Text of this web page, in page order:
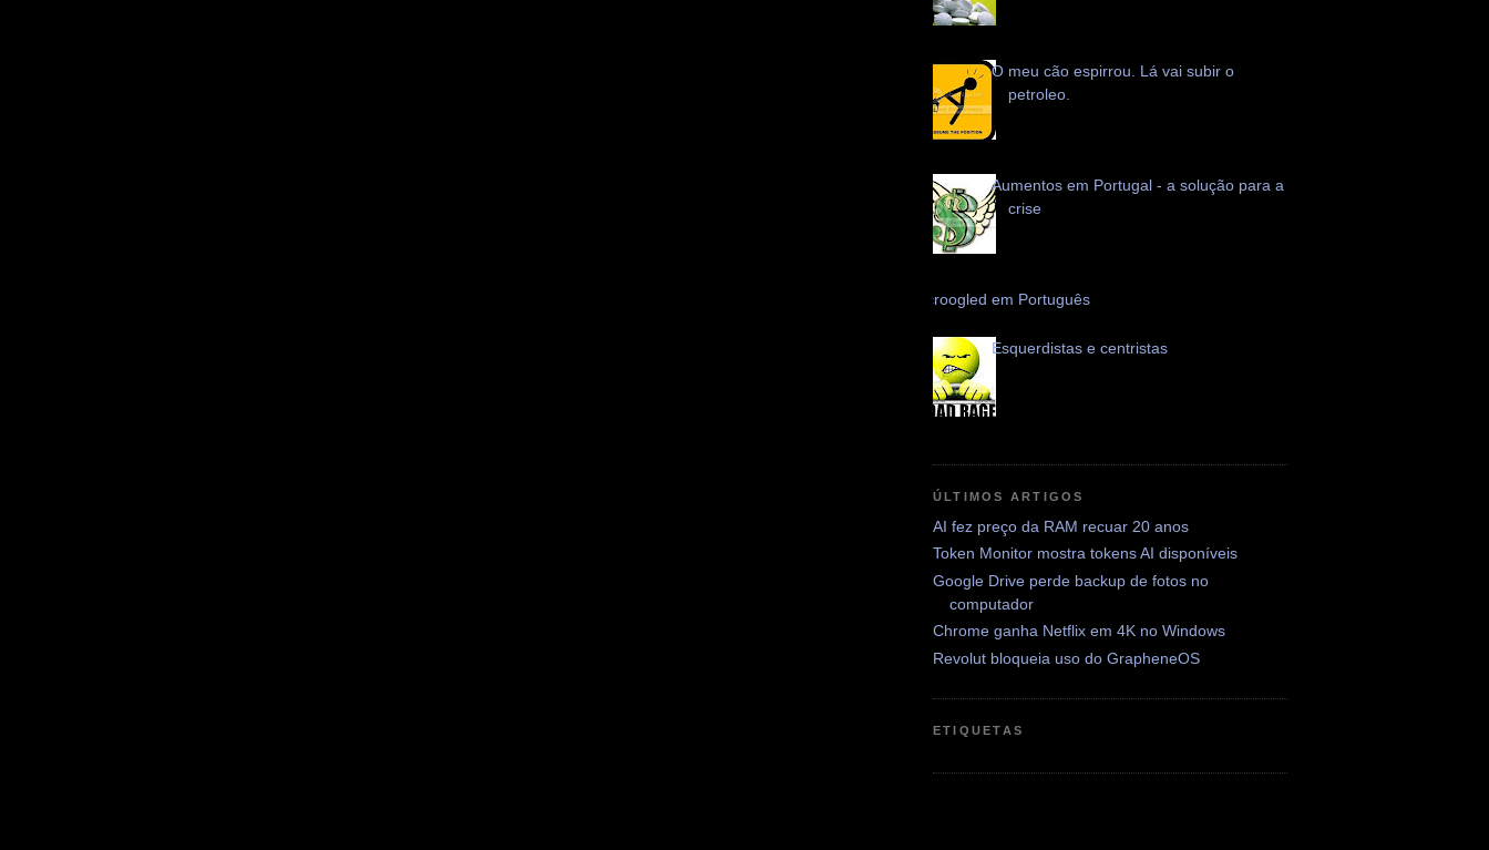
O meu cão espirrou. Lá vai subir o
petroleo.
Aumentos em Portugal - a solução para a
crise
Scroogled em Português
Esquerdistas e centristas
ÚLTIMOS ARTIGOS
AI fez preço da RAM recuar 20 anos
Token Monitor mostra tokens AI disponíveis
Google Drive perde backup de fotos no
computador
Chrome ganha Netflix em 4K no Windows
Revolut bloqueia uso do GrapheneOS
ETIQUETAS